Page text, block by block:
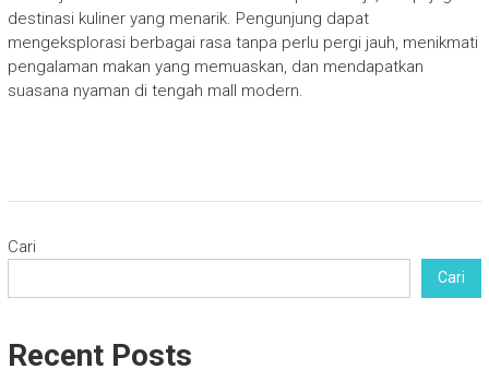
destinasi kuliner yang menarik. Pengunjung dapat
mengeksplorasi berbagai rasa tanpa perlu pergi jauh, menikmati
pengalaman makan yang memuaskan, dan mendapatkan
suasana nyaman di tengah mall modern.
Cari
Cari
Recent Posts